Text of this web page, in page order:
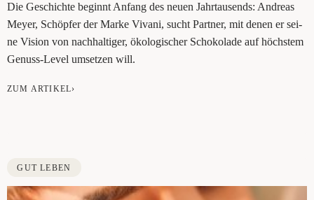
Die Geschich­te beginnt Anfang des neu­en Jahr­tau­sends: Andre­as
Mey­er, Schöp­fer der Mar­ke Viva­ni, sucht Part­ner, mit denen er sei­
ne Visi­on von nach­hal­ti­ger, öko­lo­gi­scher Scho­ko­la­de auf höchs­tem
Genuss-Level umset­zen will.
ZUM ARTIKEL›
GUT LEBEN